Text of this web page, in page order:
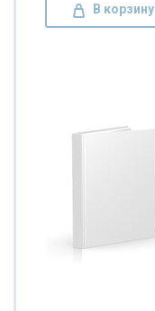
В корзину